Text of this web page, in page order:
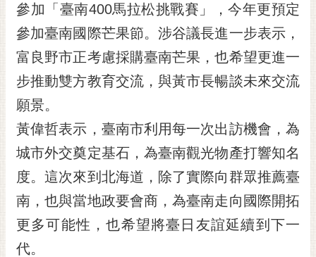
本
語
隱
私
權
及
安
全
政
策
網
站
資
料
參加「臺南400馬拉松挑戰賽」，今年更預定
參加臺南國際芒果節。涉谷議長進一步表示，
富良野市正考慮採購臺南芒果，也希望更進一
步推動雙方教育交流，與黃市長暢談未來交流
願景。
黃偉哲表示，臺南市利用每一次出訪機會，為
城市外交奠定基石，為臺南觀光物產打響知名
度。這次來到北海道，除了實際向群眾推薦臺
南，也與當地政要會商，為臺南走向國際開拓
更多可能性，也希望將臺日友誼延續到下一
代。